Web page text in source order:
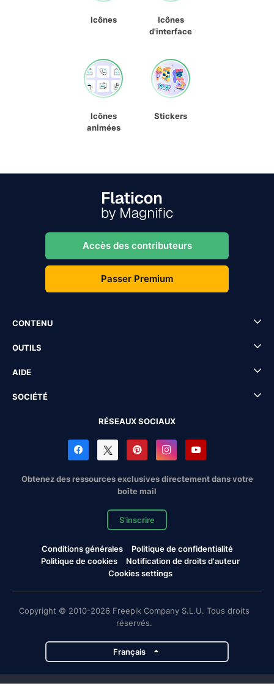
Icônes
Icônes
d'interface
Icônes
animées
Stickers
Accès des contributeurs
Passer Premium
CONTENU
OUTILS
AIDE
SOCIÉTÉ
RÉSEAUX SOCIAUX
Obtenez des ressources exclusives directement dans votre
boîte mail
S'inscrire
Conditions générales
Politique de confidentialité
Politique de cookies
Notification de droits d'auteur
Cookies settings
Copyright © 2010-2026 Freepik Company S.L.U. Tous droits
réservés.
Français